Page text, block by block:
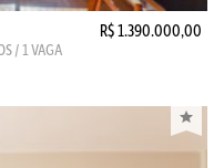
R$ 1.390.000,00
/ 1 VAGA